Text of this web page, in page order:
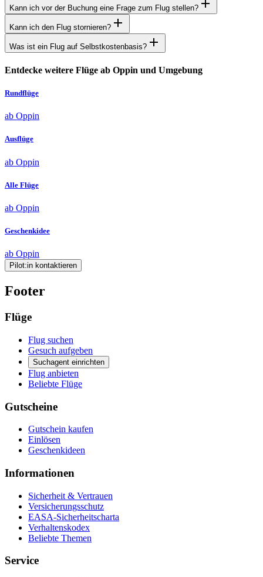
Kann ich vor der Buchung eine Frage zum Flug stellen?
Kann ich den Flug stornieren?
Was ist ein Flug auf Selbstkostenbasis?
Entdecke weitere Flüge ab Oppin und Umgebung
Rundflüge
ab Oppin
Ausflüge
ab Oppin
Alle Flüge
ab Oppin
Geschenkidee
ab Oppin
Pilot:in kontaktieren
Footer
Flüge
Flug suchen
Gesuch aufgeben
Suchagent einrichten
Flug anbieten
Beliebte Flüge
Gutscheine
Gutschein kaufen
Einlösen
Geschenkideen
Informationen
Sicherheit & Vertrauen
Versicherungsschutz
EASA-Sicherheitscharta
Verhaltenskodex
Beliebte Themen
Service